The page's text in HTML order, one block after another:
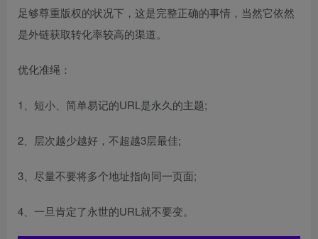
足够尊重版权的状况下，这是完整正确的事情，当然它依然
是外链获取转化率较高的渠道。
优化准绳：
1、短小、简单易记的URL是永久的主题;
2、层次越少越好，不超越3层最佳;
3、尽量不要将多个地址指向同一页面;
4、一旦肯定了永世的URL就不要变。